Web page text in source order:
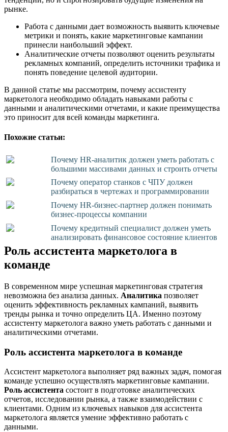
рынке.
Работа с данными дает возможность выявить ключевые
метрики и понять, какие маркетинговые кампании
принесли наибольший эффект.
Аналитические отчеты позволяют оценить результаты
рекламных компаний, определить источники трафика и
понять поведение целевой аудитории.
В данной статье мы рассмотрим, почему ассистенту
маркетолога необходимо обладать навыками работы с
данными и аналитическими отчетами, и какие преимущества
это приносит для всей команды маркетинга.
Похожие статьи:
Почему HR-аналитик должен уметь работать с
большими массивами данных и строить отчеты
Почему оператор станков с ЧПУ должен
разбираться в чертежах и программировании
Почему HR-бизнес-партнер должен понимать
бизнес-процессы компании
Почему кредитный специалист должен уметь
анализировать финансовое состояние клиентов
Роль ассистента маркетолога в
команде
В современном мире успешная маркетинговая стратегия
невозможна без анализа данных. Аналитика позволяет
оценить эффективность рекламных кампаний, выявить
тренды рынка и точно определить ЦА. Именно поэтому
ассистенту маркетолога важно уметь работать с данными и
аналитическими отчетами.
Роль ассистента маркетолога в команде
Ассистент маркетолога выполняет ряд важных задач, помогая
команде успешно осуществлять маркетинговые кампании.
Роль ассистента состоит в подготовке аналитических
отчетов, исследовании рынка, а также взаимодействии с
клиентами. Одним из ключевых навыков для ассистента
маркетолога является умение эффективно работать с
данными.